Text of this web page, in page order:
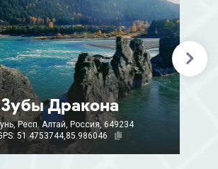
Зубы Дракона
Респ. Алтай, Россия, 649234
51.4753744,85.986046